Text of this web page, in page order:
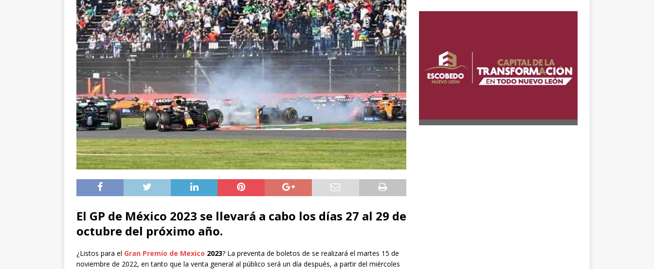
El GP de México 2023 se llevará a cabo los días 27 al 29 de
octubre del próximo año.
¿Listos para el Gran Premio de Mexico 2023? La preventa de boletos de se realizará el martes 15 de
noviembre de 2022, en tanto que la venta general al público será un día después, a partir del miércoles